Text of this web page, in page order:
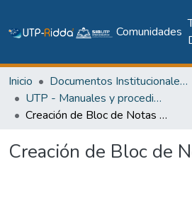
Comunidades
Inicio
Documentos Institucionales y Memoria Universitaria
UTP - Manuales y procedimientos
Creación de Bloc de Notas de Clase
Creación de Bloc de